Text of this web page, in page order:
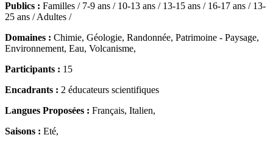
Publics : Familles / 7-9 ans / 10-13 ans / 13-15 ans / 16-17 ans / 13-
25 ans / Adultes /
Domaines : Chimie, Géologie, Randonnée, Patrimoine - Paysage,
Environnement, Eau, Volcanisme,
Participants : 15
Encadrants : 2 éducateurs scientifiques
Langues Proposées : Français, Italien,
Saisons : Eté,